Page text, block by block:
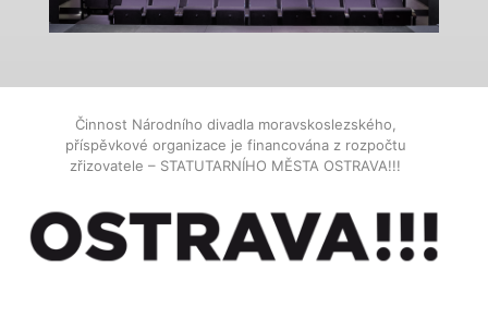
Činnost Národního divadla moravskoslezského,
příspěvkové organizace je financována z rozpočtu
zřizovatele – STATUTARNÍHO MĚSTA OSTRAVA!!!